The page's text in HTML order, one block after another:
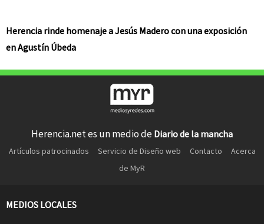
Herencia rinde homenaje a Jesús Madero con una exposición
en Agustín Úbeda
Herencia.net es un medio de Diario de la mancha
Artículos patrocinados Servicio de Diseño web Contacto
Acerca
de MyR
MEDIOS LOCALES